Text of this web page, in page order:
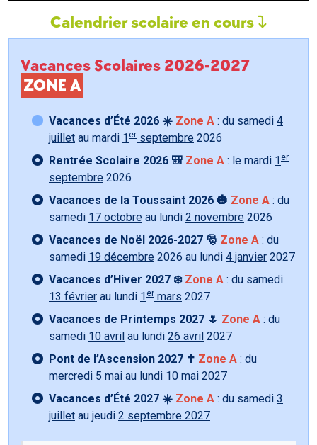
Calendrier scolaire en cours
Vacances Scolaires 2026-2027
ZONE A
Vacances d’Été 2026 ☀️ Zone A : du samedi 4
juillet au mardi 1 er septembre 2026
Rentrée Scolaire 2026 🎒 Zone A : le mardi 1 er
septembre 2026
Vacances de la Toussaint 2026 🎃 Zone A : du
samedi 17 octobre au lundi 2 novembre 2026
Vacances de Noël 2026-2027 🎅 Zone A : du
samedi 19 décembre 2026 au lundi 4 janvier 2027
Vacances d’Hiver 2027 ❄️ Zone A : du samedi
13 février au lundi 1 er mars 2027
Vacances de Printemps 2027 🌷 Zone A : du
samedi 10 avril au lundi 26 avril 2027
Pont de l’Ascension 2027 ✝️ Zone A : du
mercredi 5 mai au lundi 10 mai 2027
Vacances d’Été 2027 ☀️ Zone A : du samedi 3
juillet au jeudi 2 septembre 2027